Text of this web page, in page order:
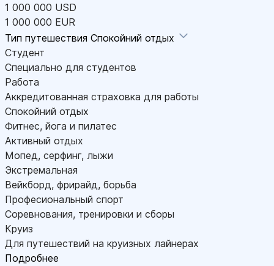
1 000 000 USD
1 000 000 EUR
Тип путешествия Спокойний отдых
Студент
Специально для студентов
Работа
Аккредитованная страховка для работы
Спокойний отдых
Фитнес, йога и пилатес
Активный отдых
Мопед, серфинг, лыжи
Экстремальная
Вейкборд, фрирайд, борьба
Професиональный спорт
Соревнования, тренировки и сборы
Круиз
Для путешествий на круизных лайнерах
Подробнее